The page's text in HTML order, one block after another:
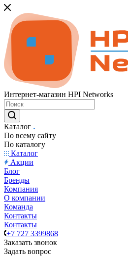
Интернет-магазин HPI Networks
Каталог
По всему сайту
По каталогу
Каталог
Акции
Блог
Бренды
Компания
О компании
Команда
Контакты
Контакты
+7 727 3399868
Заказать звонок
Задать вопрос